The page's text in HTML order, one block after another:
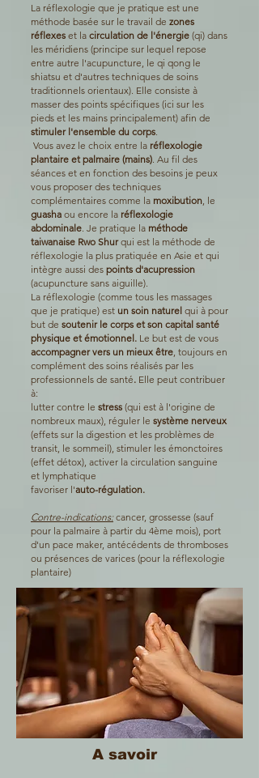
La réflexologie que je pratique est une
méthode basée sur le travail de zones
réflexes et la circulation de l'énergie (qi) dans
les méridiens (principe sur lequel repose
entre autre l'acupuncture, le qi qong le
shiatsu et d'autres techniques de soins
traditionnels orientaux). Elle consiste à
masser des points spécifiques (ici sur les
pieds et les mains principalement) afin de
stimuler l'ensemble du corps
Vous avez le choix entre la réflexologie
plantaire et palmaire (mains) . Au fil des
séances et en fonction des besoins je peux
vous proposer des techniques
complémentaires comme la moxibution , le
guasha ou encore la réflexologie
abdominale . Je pratique la méthode
taiwanaise Rwo Shurqui est la méthode de
réflexologie la plus pratiquée en Asie et qui
intègre aussi des points d'acupression
(acupuncture sans aiguille).
La réflexologie (comme tous les massages
que je pratique) est un soin naturel qui à pour
but de soutenir le corps et son capital santé
physique et émotionnel. Le but est de vous
accompagner vers un mieux être , toujours en
complément des soins réalisés par les
professionnels de santé. Elle peut contribuer
à:
lutter contre le stress (qui est à l'origine de
nombreux maux), réguler le système nerveux
(effets sur la digestion et les problèmes de
transit, le sommeil), stimuler les émonctoires
(effet détox), activer la circulation sanguine
et lymphatique
favoriser l'auto-régulation.
Contre-indications:cancer, grossesse (sauf
pour la palmaire à partir du 4ème mois), port
d'un pace maker, antécédents de thromboses
ou présences de varices (pour la réflexologie
plantaire)
A savoir